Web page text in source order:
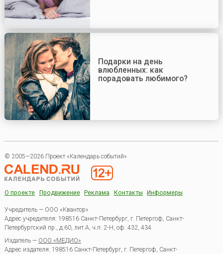
Подарки на день
влюбленных: как
порадовать любимого?
© 2005—2026 Проект «Календарь событий»
О проекте Продвижение Реклама Контакты Информеры
Учредитель — ООО «Квантор»
Адрес учредителя: 198516 Санкт-Петербург, г. Петергоф, Санкт-
Петербургский пр., д.60, лит.А, ч.п. 2-Н, оф. 432, 434
Издатель — ООО «МЕДИО»
Адрес издателя: 198516 Санкт-Петербург, г. Петергоф, Санкт-